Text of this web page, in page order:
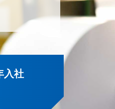
入社